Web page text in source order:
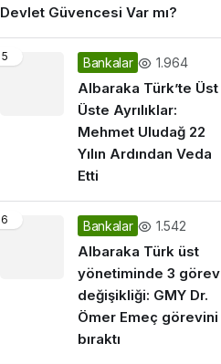
Devlet Güvencesi Var mı?
5 Bankalar 1.964
Albaraka Türk’te Üst
Üste Ayrılıklar:
Mehmet Uludağ 22
Yılın Ardından Veda
Etti
6 Bankalar 1.542
Albaraka Türk üst
yönetiminde 3 görev
değişikliği: GMY Dr.
Ömer Emeç görevini
bıraktı